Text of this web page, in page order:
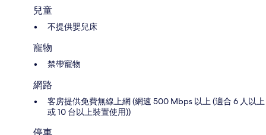
兒童
不提供嬰兒床
寵物
禁帶寵物
網路
客房提供免費無線上網 (網速 500 Mbps 以上 (適合 6 人以上
或 10 台以上裝置使用))
停車